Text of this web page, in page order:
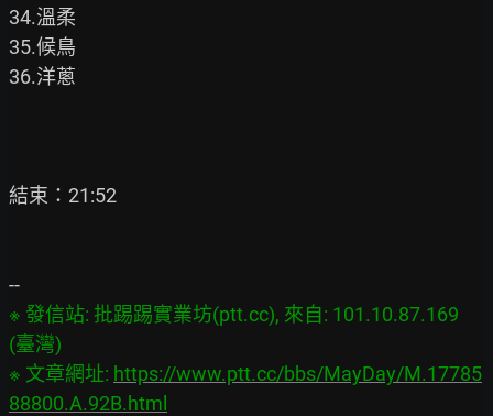
34.溫柔
35.候鳥
36.洋蔥
結束：21:52
※ 發信站: 批踢踢實業坊(ptt.cc), 來自: 101.10.87.169
(臺灣)
※ 文章網址: https://www.ptt.cc/bbs/MayDay/M.17785
88800.A.92B.html